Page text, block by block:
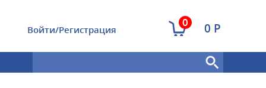
Войти/Регистрация
0 0 Р